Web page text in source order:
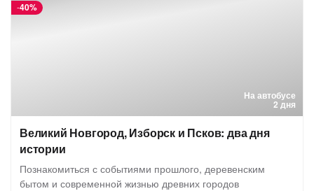
На автобусе
2 дня
-40%
Великий Новгород, Изборск и Псков: два дня
истории
Познакомиться с событиями прошлого, деревенским
бытом и современной жизнью древних городов